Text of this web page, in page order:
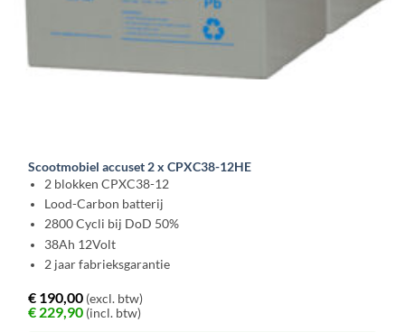
Scootmobiel accuset 2 x CPXC38-12HE
2 blokken CPXC38-12
Lood-Carbon batterij
2800 Cycli bij DoD 50%
38Ah 12Volt
2 jaar fabrieksgarantie
€ 190,00 (excl. btw)
€ 229,90 (incl. btw)